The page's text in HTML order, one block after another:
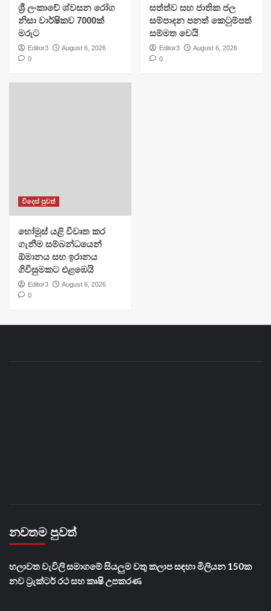
ශ්‍රී ලංකාවේ ශ්වසන රෝග
නිසා වාර්ෂිකව 7000ක්
මරුට
Editor3
August 6, 2026
0
සත්ත්ව සහ ජාතික ජල
සම්පාදන පනත් කෙටුම්පත්
සම්මත වෙයි
Editor3
August 6, 2026
0
විදෙස් පුවත්
හෝමූස් යළි විවෘත කර
ගැනීම සම්බන්ධයෙන්
ඕමානය සහ ඉරානය
ගිවිසුමකට එළඹෙයි
Editor3
August 6, 2026
0
නවතම පුවත්
හලාවත වැවිලි සමාගමේ සියලුම වතු කලාප සඳහා මිලියන 150ක
නව ට්‍රැක්ටර් රථ සහ කෘෂි උපකරණ